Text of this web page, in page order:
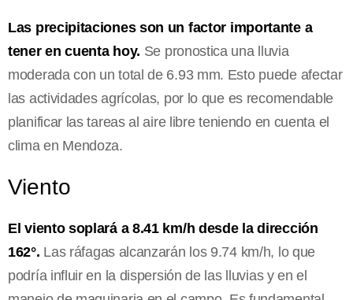
Las precipitaciones son un factor importante a
tener en cuenta hoy. Se pronostica una lluvia
moderada con un total de 6.93 mm. Esto puede afectar
las actividades agrícolas, por lo que es recomendable
planificar las tareas al aire libre teniendo en cuenta el
clima en Mendoza.
Viento
El viento soplará a 8.41 km/h desde la dirección
162°. Las ráfagas alcanzarán los 9.74 km/h, lo que
podría influir en la dispersión de las lluvias y en el